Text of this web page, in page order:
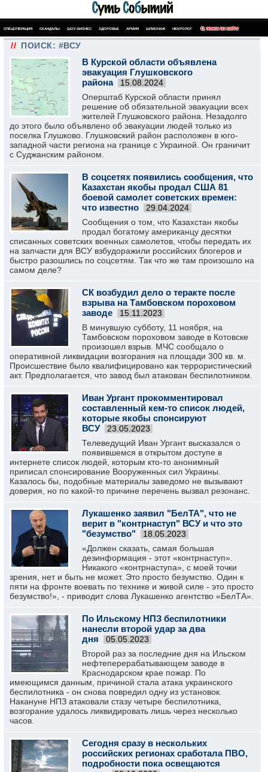
СПЕЦОПЕРАЦИЯ СКАНДАЛЫ ШОУ-БИЗНЕС ЗДОРОВЬЕ АРМИЯ ШПИОНАЖ НЕКРОЛОГ ПОИСК ПО САЙТУ
// ПОИСК: #ВСУ
В Курской области объявлена
эвакуация Глушковского
района
15.08.2024
Оперштаб Курской области принял
решение об обязательной эвакуации всех
жителей Глушковского района. Незадолго
до этого было объявлено об эвакуации людей только из
поселка Глушково. Глушковский район расположен в юго-
западной части региона на границе с Украиной. Он граничит
с Суджанским районом.
В соцсетях появились сообщения, что
Казахстан якобы продал США 81
боевой самолет советских времен:
что известно
29.04.2024
Сообщения о том, что Казахстан якобы
продал богатому американцу десятки
списанных советских военных самолетов, чтобы передать их
на запчасти для ВСУ взбудоражили российских блогеров и
быстро разошлись по соцсетям. Так что же там произошло на
самом деле?
СК возбудил дело о теракте после
взрыва на Тамбовском пороховом
заводе
15.11.2023
В минувшую субботу, 11 ноября, на
Тамбовском пороховом заводе в Котовске
произошел взрыв. МЧС сообщало о
оперативной ликвидации возгорания на площади 300 кв. м.
Происшествие было квалифицировано как террористический
акт. Предполагается, что завод был атакован беспилотником.
Иван Ургант прокомментировал
составленный кем-то список людей,
которые якобы спонсируют
ВСУ
23.05.2023
Телеведущий Иван Ургант высказался о
появившемся в открытом доступе в
интернете список людей, которым кто-то анонимный
приписал спонсирование Вооруженных сил Украины.
Казалось бы, подобные материалы заведомо не вызывают
доверия, но по какой-то причине перечень вызвал резонанс.
Лукашенко заявил "БелТА", что не
верит в "контрнаступ" ВСУ и что это
"безумство"
18.05.2023
«Должен сказать, самая большая
дезинформация - этот «контрнаступ».
Никакого «контрнаступа», с моей точки
зрения, нет и быть не может. Это просто безумство. Один к
пяти на фронте воевать по технике и живой силе - это просто
безумство!», - приводит слова Лукашенко агентство «БелТА».
По Ильскому НПЗ беспилотники
нанесли второй удар за два
дня
05.05.2023
Второй раз за последние дня на Ильском
нефтеперерабатывающем заводе в
Краснодарском крае пожар. По
имеющимся данным, причиной стала атака украинского
беспилотника - он снова повредил одну из установок.
Накануне НПЗ атаковали стазу четыре беспилотника,
возгорание удалось ликвидировать лишь через несколько
часов.
Сегодня сразу в нескольких
российских регионах сработала ПВО,
подробности пока освещаются